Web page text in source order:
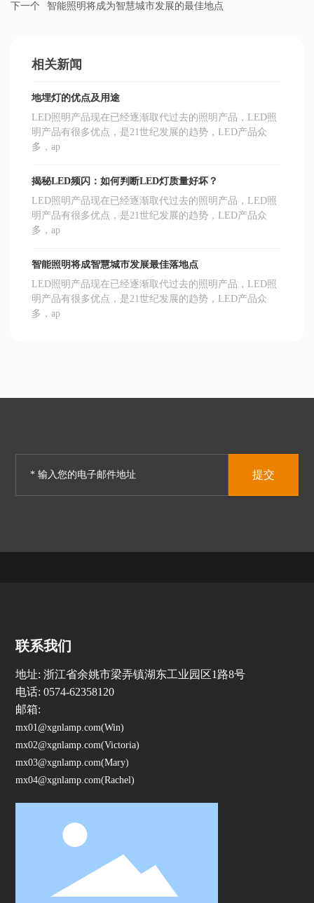
智能照明将成为智慧城市发展的最佳地点
下一个
相关新闻
地埋灯的优点及用途
LED照明产品现在已经逐渐取代过去的照明产品，LED照
明产品有很多优点，是21世纪发展的趋势，LED产品众
多，ap
揭秘LED频闪：如何判断LED灯质量好坏？
LED照明产品现在已经逐渐取代过去的照明产品，LED照
明产品有很多优点，是21世纪发展的趋势，LED产品众
多，ap
智能照明将成智慧城市发展最佳落地点
LED照明产品现在已经逐渐取代过去的照明产品，LED照
明产品有很多优点，是21世纪发展的趋势，LED产品众
多，ap
提交
联系我们
地址: 浙江省余姚市梁弄镇湖东工业园区1路8号
电话:0574-62358120
邮箱:
mx01@xgnlamp.com(Win)
mx02@xgnlamp.com(Victoria)
mx03@xgnlamp.com(Mary)
mx04@xgnlamp.com(Rachel)